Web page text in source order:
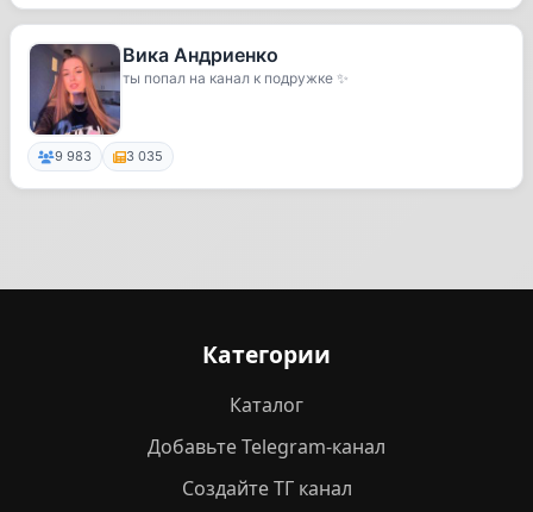
Вика Андриенко
ты попал на канал к подружке ✨
9 983 3 035
Категории
Каталог
Добавьте Telegram-канал
Создайте ТГ канал